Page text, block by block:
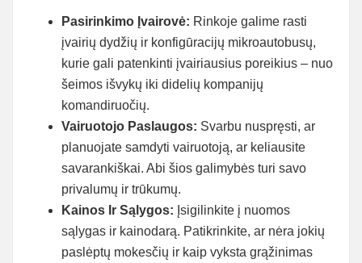
Pasirinkimo Įvairovė: Rinkoje galime rasti
įvairių dydžių ir konfigūracijų mikroautobusų,
kurie gali patenkinti įvairiausius poreikius – nuo
šeimos išvykų iki didelių kompanijų
komandiruočių.
Vairuotojo Paslaugos: Svarbu nuspręsti, ar
planuojate samdyti vairuotoją, ar keliausite
savarankiškai. Abi šios galimybės turi savo
privalumų ir trūkumų.
Kainos Ir Sąlygos: Įsigilinkite į nuomos
sąlygas ir kainodarą. Patikrinkite, ar nėra jokių
paslėptų mokesčių ir kaip vyksta grąžinimas